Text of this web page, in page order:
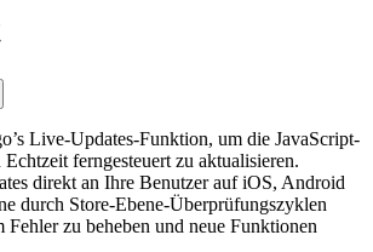
Live-Updates-Funktion, um die JavaScript-
ferngesteuert zu aktualisieren.
direkt an Ihre Benutzer auf iOS, Android
durch Store-Ebene-Überprüfungszyklen
Fehler zu beheben und neue Funktionen